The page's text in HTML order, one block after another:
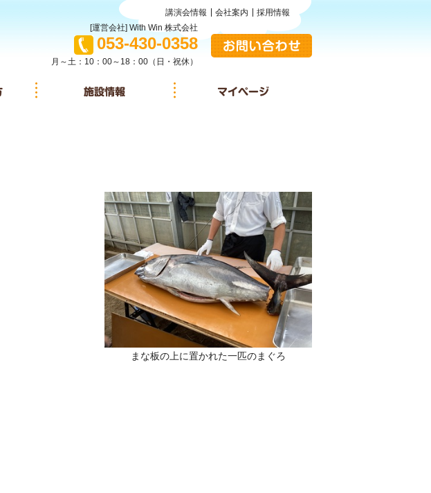
[運営会社] With Win 株式会社
TEL:
053-430-0358
月～土：10：00～18：00（日・祝休）
私たちの考え方 施設情報
講演会情報 会社案内 採用情報
まな板の上に置かれた一匹のまぐろ